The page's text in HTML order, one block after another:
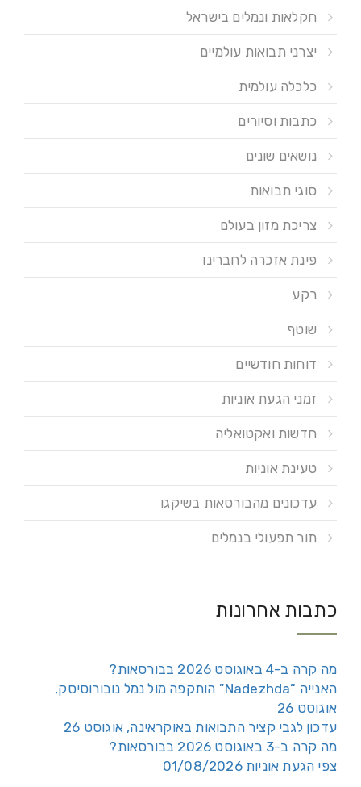
חקלאות ונמלים בישראל
יצרני תבואות עולמיים
כלכלה עולמית
כתבות וסיורים
נושאים שונים
סוגי תבואות
צריכת מזון בעולם
פינת אזכרה לחברינו
רקע
שוטף
דוחות חודשיים
זמני הגעת אוניות
חדשות ואקטואליה
טעינת אוניות
עדכונים מהבורסאות בשיקגו
תור תפעולי בנמלים
כתבות אחרונות
מה קרה ב-4 באוגוסט 2026 בבורסאות?
האנייה “Nadezhda” הותקפה מול נמל נובורוסיסק,
אוגוסט 26
עדכון לגבי קציר התבואות באוקראינה, אוגוסט 26
מה קרה ב-3 באוגוסט 2026 בבורסאות?
צפי הגעת אוניות 01/08/2026